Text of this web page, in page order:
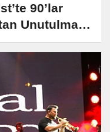
90’lar
Unutulmaz